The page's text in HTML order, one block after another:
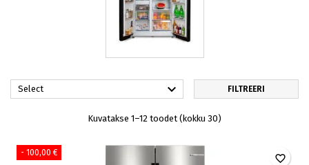
Select  FILTREERI
Kuvatakse 1–12 toodet (kokku 30)
- 100,00 € favorite_border